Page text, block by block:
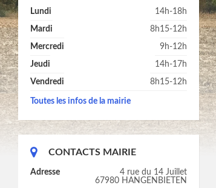
Lundi 14h-18h
Mardi 8h15-12h
Mercredi 9h-12h
Jeudi 14h-17h
Vendredi 8h15-12h
Toutes les infos de la mairie
CONTACTS MAIRIE
Adresse
4 rue du 14 Juillet
67980 HANGENBIETEN